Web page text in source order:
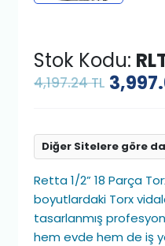
Stok Kodu:
4,197.24 TL
Diğer Sitelere göre
Retta 1/2” 18 Parça
boyutlardaki Torx
tasarlanmış
hem evde hem de iş